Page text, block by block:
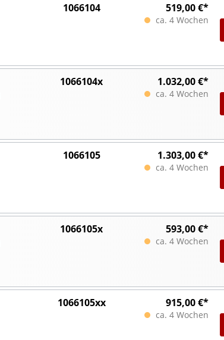
1066104 519,00 €*
ca. 4 Wochen
1066104x 1.032,00 €*
ca. 4 Wochen
1066105 1.303,00 €*
ca. 4 Wochen
1066105x 593,00 €*
ca. 4 Wochen
1066105xx 915,00 €*
ca. 4 Wochen